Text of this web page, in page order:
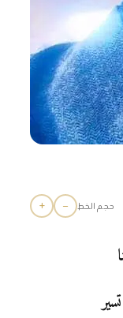
حجم الخط −
+